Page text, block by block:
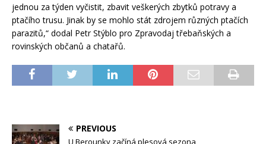
jednou za týden vyčistit, zbavit veškerých zbytků potravy a
ptačího trusu. Jinak by se mohlo stát zdrojem různých ptačích
parazitů,“ dodal Petr Stýblo pro Zpravodaj třebaňských a
rovinských občanů a chatařů.
PREVIOUS
U Berounky začíná plesová sezona